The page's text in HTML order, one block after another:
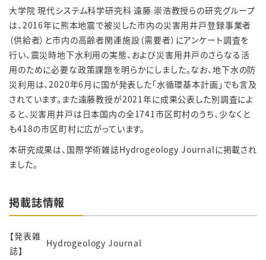
大学院 現代システム科学研究科 遠藤 崇浩教授らの研究グループ
は、2016年に熊本地震で被災した市内の災害用井戸登録事業者
（供給者）と市内の高齢者関連施設（需要者）にアンケート調査を
行い、震災時地下水利用の実態、および災害用井戸のさらなる活
用のために必要な政策課題を明らかにしました。なお、地下水の防
災利用は、2020年6月に国が発表した「水循環基本計画」でも言及
されています。また遠藤教授が2021年に成果公表した別調査によ
ると、災害用井戸は日本国内の全1741市区町村のうち、少なくと
も418の市区町村に広がっています。
本研究成果は、国際学術雑誌Hydrogeology Journalに掲載され
ました。
掲載誌情報
【発表雑
誌】
Hydrogeology Journal